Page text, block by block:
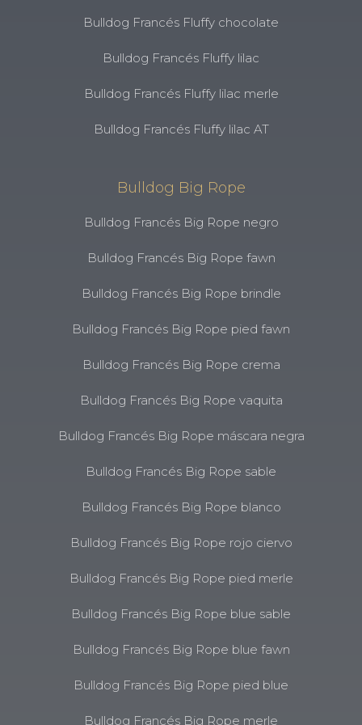
Bulldog Francés Fluffy chocolate
Bulldog Francés Fluffy lilac
Bulldog Francés Fluffy lilac merle
Bulldog Francés Fluffy lilac AT
Bulldog Big Rope
Bulldog Francés Big Rope negro
Bulldog Francés Big Rope fawn
Bulldog Francés Big Rope brindle
Bulldog Francés Big Rope pied fawn
Bulldog Francés Big Rope crema
Bulldog Francés Big Rope vaquita
Bulldog Francés Big Rope máscara negra
Bulldog Francés Big Rope sable
Bulldog Francés Big Rope blanco
Bulldog Francés Big Rope rojo ciervo
Bulldog Francés Big Rope pied merle
Bulldog Francés Big Rope blue sable
Bulldog Francés Big Rope blue fawn
Bulldog Francés Big Rope pied blue
Bulldog Francés Big Rope merle